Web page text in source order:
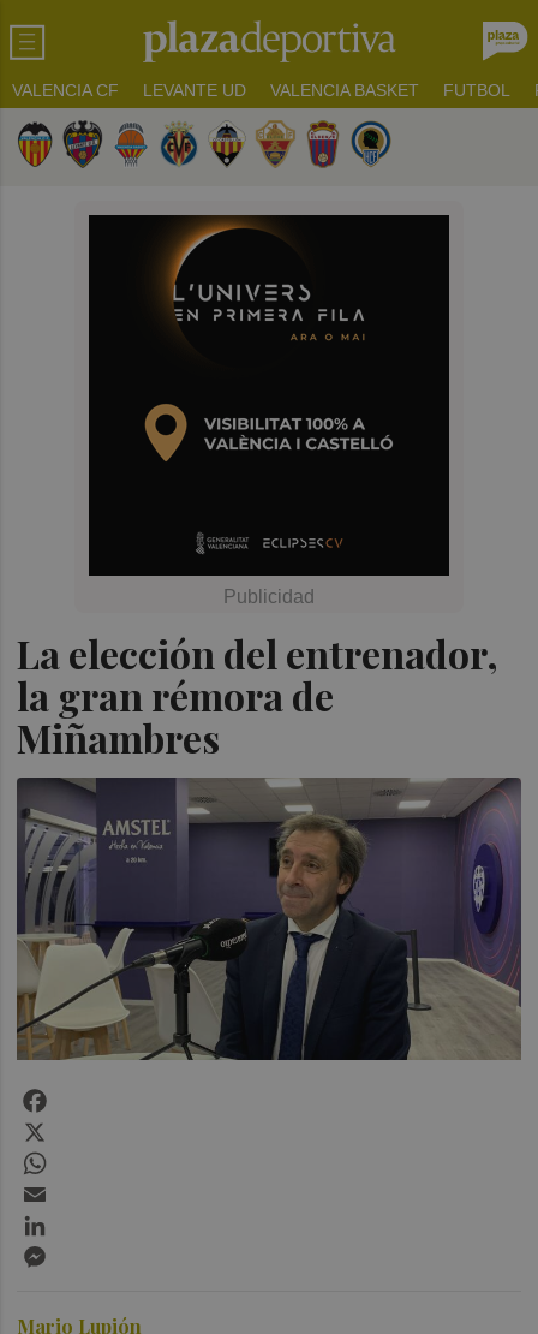
VALENCIA CF LEVANTE UD VALENCIA BASKET FUTBOL
La elección del entrenador,
la gran rémora de
Miñambres
Mario Lupión